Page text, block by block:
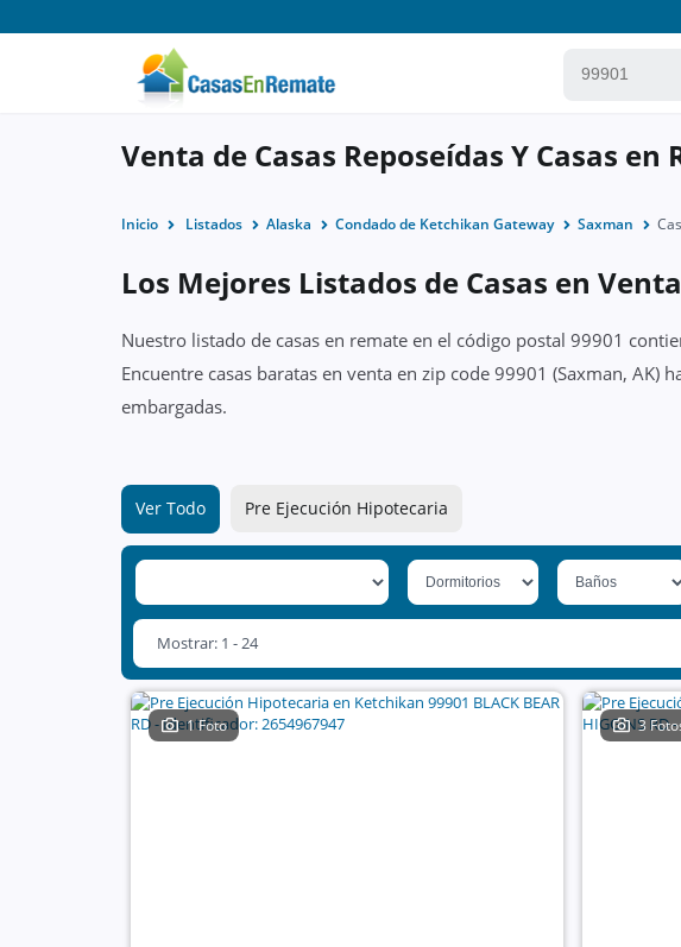
Venta de Casas Reposeídas Y Casas en
Inicio Listados Alaska Condado de Ketchikan Gateway Saxman
Los Mejores Listados de Casas en
Nuestro listado de casas en remate en el código postal 99901
Encuentre casas baratas en venta en zip code 99901 (Saxman,
embargadas.
Ver Todo Pre Ejecución Hipotecaria
Mostrar: 1 - 24
1 Foto 3